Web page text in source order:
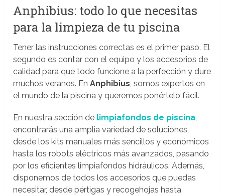
Anphibius: todo lo que necesitas
para la limpieza de tu piscina
Tener las instrucciones correctas es el primer paso. El
segundo es contar con el equipo y los accesorios de
calidad para que todo funcione a la perfección y dure
muchos veranos. EnAnphibius, somos expertos en
el mundo de la piscina y queremos ponértelo fácil.
En nuestra sección de limpiafondos de piscina,
encontrarás una amplia variedad de soluciones,
desde los kits manuales más sencillos y económicos
hasta los robots eléctricos más avanzados, pasando
por los eficientes limpiafondos hidráulicos. Además,
disponemos de todos los accesorios que puedas
necesitar, desde pértigas y recogehojas hasta